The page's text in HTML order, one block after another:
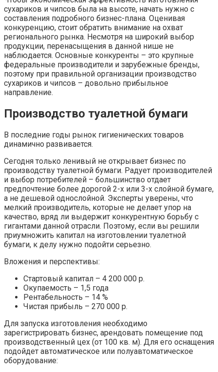
сухариков и чипсов была на высоте, начать нужно с
составления подробного бизнес-плана. Оценивая
конкуренцию, стоит обратить внимание на охват
регионального рынка. Несмотря на широкий выбор
продукции, перенасыщения в данной нише не
наблюдается. Основные конкуренты – это крупные
федеральные производители и зарубежные бренды,
поэтому при правильной организации производство
сухариков и чипсов – довольно прибыльное
направление.
Производство туалетной бумаги
В последние годы рынок гигиенических товаров
динамично развивается.
Сегодня только ленивый не открывает бизнес по
производству туалетной бумаги. Радует производителей
и выбор потребителей – большинство отдает
предпочтение более дорогой 2-х или 3-х слойной бумаге,
а не дешевой однослойной. Эксперты уверены, что
мелкий производитель, которые не делает упор на
качество, вряд ли выдержит конкурентную борьбу с
гигантами данной отрасли. Поэтому, если вы решили
приумножить капитал на изготовлении туалетной
бумаги, к делу нужно подойти серьезно.
Вложения и перспективы:
Стартовый капитал – 4 200 000 р.
Окупаемость – 1,5 года
Рентабельность – 14 %
Чистая прибыль – 270 000 р.
Для запуска изготовления необходимо
зарегистрировать бизнес, арендовать помещение под
производственный цех (от 100 кв. м). Для его оснащения
подойдет автоматическое или полуавтоматическое
оборудование: